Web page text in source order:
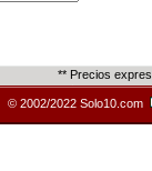
** Precios
© 2002/2022 Solo10.com